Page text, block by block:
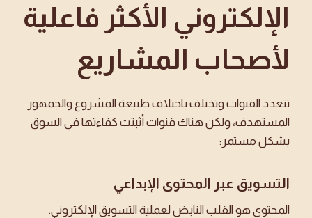
الإلكتروني الأكثر فاعلية
لأصحاب المشاريع
تتعدد القنوات وتختلف باختلاف طبيعة المشروع والجمهور
المستهدف، ولكن هناك قنوات أثبتت كفاءتها في السوق
بشكل مستمر:
التسويق عبر المحتوى الإبداعي
المحتوى هو القلب النابض لعملية التسويق الإلكتروني.